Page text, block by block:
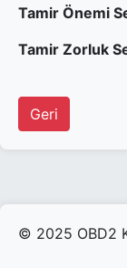
Tamir Önemi
Tamir Zorluk
Geri
© 2025 OBD2